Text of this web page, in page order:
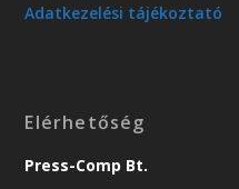
Adatkezelési tájékoztató
Elérhetőség
Press-Comp Bt.